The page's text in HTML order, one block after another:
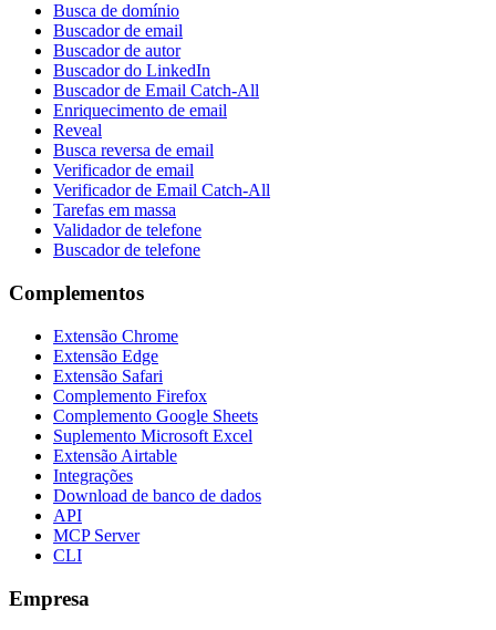
Busca de domínio
Buscador de email
Buscador de autor
Buscador do LinkedIn
Buscador de Email Catch-All
Enriquecimento de email
Reveal
Busca reversa de email
Verificador de email
Verificador de Email Catch-All
Tarefas em massa
Validador de telefone
Buscador de telefone
Complementos
Extensão Chrome
Extensão Edge
Extensão Safari
Complemento Firefox
Complemento Google Sheets
Suplemento Microsoft Excel
Extensão Airtable
Integrações
Download de banco de dados
API
MCP Server
CLI
Empresa